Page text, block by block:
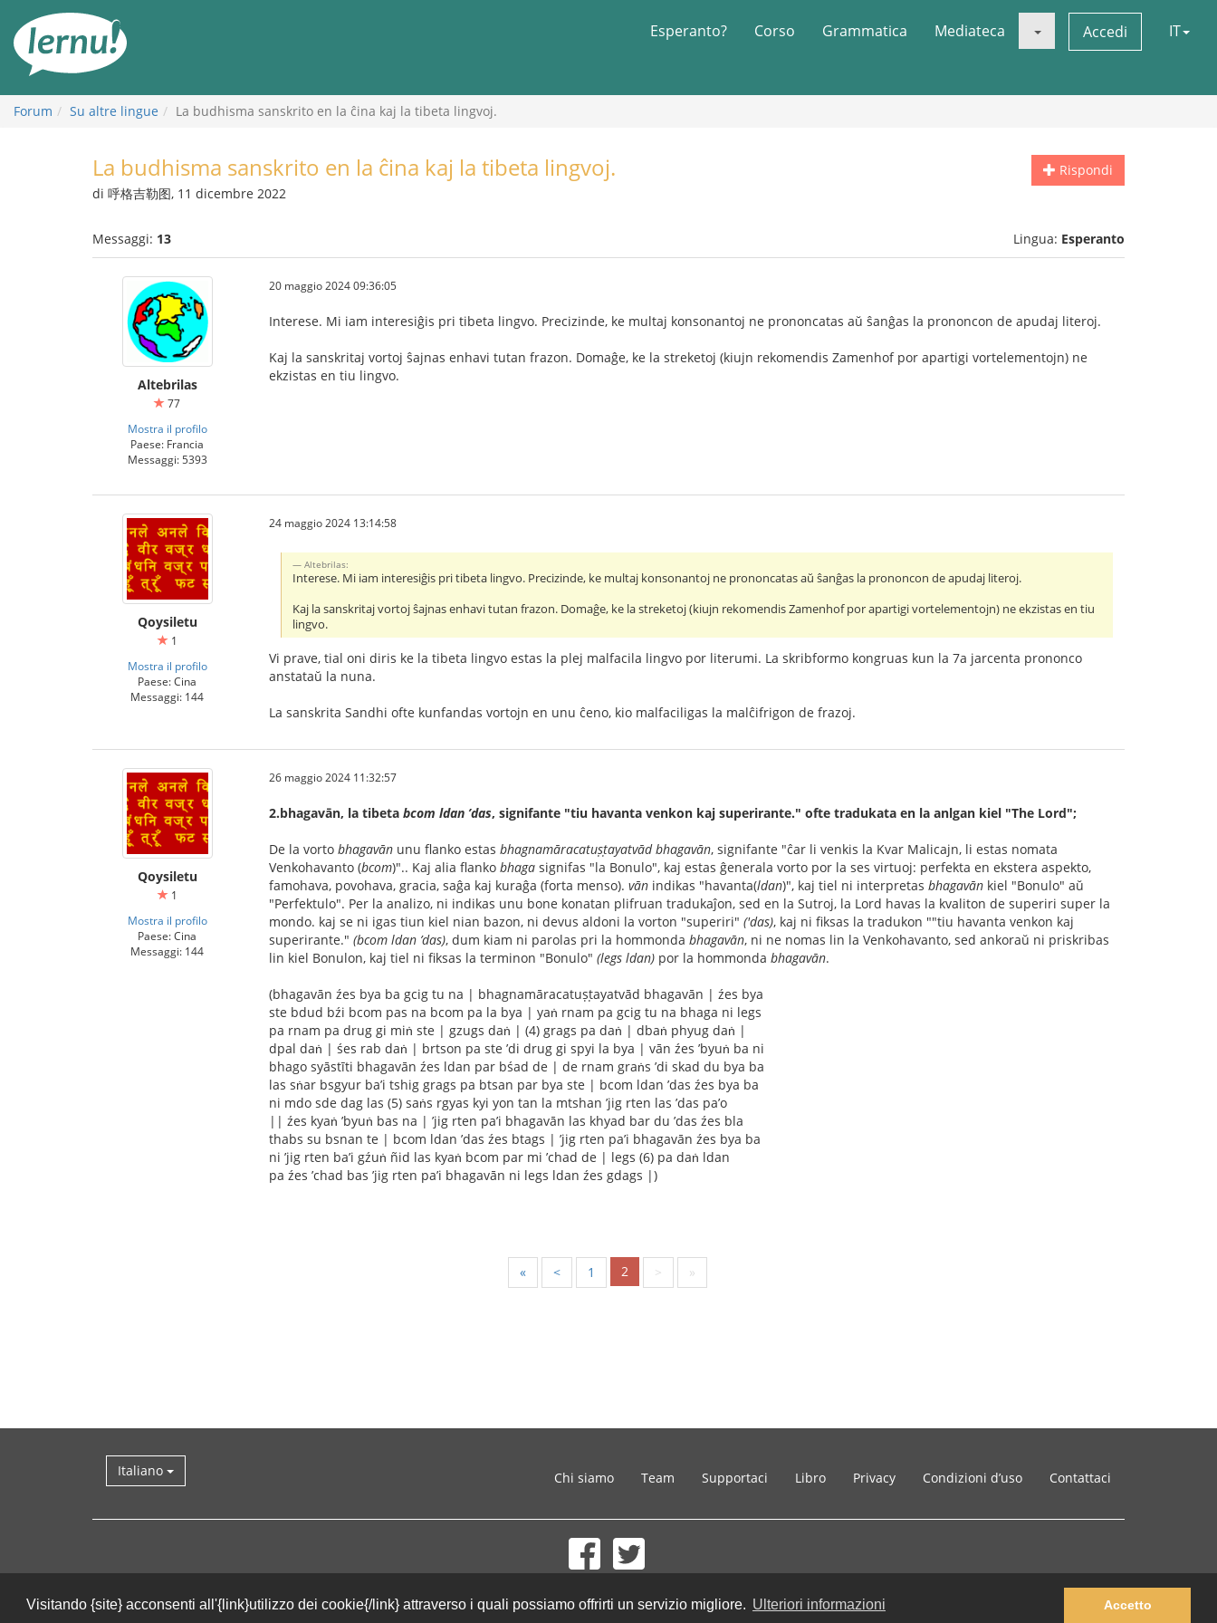
Visitando {site} acconsenti all'{link}utilizzo dei cookie{/link} attraverso i quali possiamo offrirti un servizio migliore. Ulteriori informazioni Accetto
all’indice
Esperanto? Corso Grammatica Mediateca Accedi IT
Forum Su altre lingue La budhisma sanskrito en la ĉina kaj la tibeta lingvoj.
Rispondi
La budhisma sanskrito en la ĉina kaj la tibeta lingvoj.
di 呼格吉勒图, 11 dicembre 2022
Messaggi: 13 Lingua: Esperanto
Altebrilas
77
Mostra il profilo
Paese: Francia
Messaggi: 5393
20 maggio 2024 09:36:05
Interese. Mi iam interesiĝis pri tibeta lingvo. Precizinde, ke multaj konsonantoj ne prononcatas aŭ ŝanĝas la prononcon de apudaj literoj.
Kaj la sanskritaj vortoj ŝajnas enhavi tutan frazon. Domaĝe, ke la streketoj (kiujn rekomendis Zamenhof por apartigi vortelementojn) ne
ekzistas en tiu lingvo.
Qoysiletu
1
Mostra il profilo
Paese: Cina
Messaggi: 144
24 maggio 2024 13:14:58
Altebrilas:
Interese. Mi iam interesiĝis pri tibeta lingvo. Precizinde, ke multaj konsonantoj ne prononcatas aŭ ŝanĝas la prononcon de apudaj literoj.
Kaj la sanskritaj vortoj ŝajnas enhavi tutan frazon. Domaĝe, ke la streketoj (kiujn rekomendis Zamenhof por apartigi vortelementojn) ne ekzistas en tiu
lingvo.
Vi prave, tial oni diris ke la tibeta lingvo estas la plej malfacila lingvo por literumi. La skribformo kongruas kun la 7a jarcenta prononco
anstataŭ la nuna.
La sanskrita Sandhi ofte kunfandas vortojn en unu ĉeno, kio malfaciligas la malĉifrigon de frazoj.
Qoysiletu
1
Mostra il profilo
Paese: Cina
Messaggi: 144
26 maggio 2024 11:32:57
2.bhagavān, la tibeta bcom ldan ’das, signifante "tiu havanta venkon kaj superirante." ofte tradukata en la anlgan kiel "The Lord";
De la vorto bhagavān unu flanko estas bhagnamāracatuṣṭayatvād bhagavān, signifante "ĉar li venkis la Kvar Malicajn, li estas nomata
Venkohavanto (bcom)".. Kaj alia flanko bhaga signifas "la Bonulo", kaj estas ĝenerala vorto por la ses virtuoj: perfekta en ekstera aspekto,
famohava, povohava, gracia, saĝa kaj kuraĝa (forta menso). vān indikas "havanta(ldan)", kaj tiel ni interpretas bhagavān kiel "Bonulo" aŭ
"Perfektulo". Per la analizo, ni indikas unu bone konatan plifruan tradukaĵon, sed en la Sutroj, la Lord havas la kvaliton de superiri super la
mondo. kaj se ni igas tiun kiel nian bazon, ni devus aldoni la vorton "superiri" ('das), kaj ni fiksas la tradukon ""tiu havanta venkon kaj
superirante." (bcom ldan ’das), dum kiam ni parolas pri la hommonda bhagavān, ni ne nomas lin la Venkohavanto, sed ankoraŭ ni priskribas
lin kiel Bonulon, kaj tiel ni fiksas la terminon "Bonulo" (legs ldan) por la hommonda bhagavān.
(bhagavān źes bya ba gcig tu na | bhagnamāracatuṣṭayatvād bhagavān | źes bya
ste bdud bźi bcom pas na bcom pa la bya | yaṅ rnam pa gcig tu na bhaga ni legs
pa rnam pa drug gi miṅ ste | gzugs daṅ | (4) grags pa daṅ | dbaṅ phyug daṅ |
dpal daṅ | śes rab daṅ | brtson pa ste ’di drug gi spyi la bya | vān źes ’byuṅ ba ni
bhago syāstīti bhagavān źes ldan par bśad de | de rnam graṅs ’di skad du bya ba
las sṅar bsgyur ba’i tshig grags pa btsan par bya ste | bcom ldan ’das źes bya ba
ni mdo sde dag las (5) saṅs rgyas kyi yon tan la mtshan ’jig rten las ’das pa’o
|| źes kyaṅ ’byuṅ bas na | ’jig rten pa’i bhagavān las khyad bar du ’das źes bla
thabs su bsnan te | bcom ldan ’das źes btags | ’jig rten pa’i bhagavān źes bya ba
ni ’jig rten ba’i gźuṅ ñid las kyaṅ bcom par mi ’chad de | legs (6) pa daṅ ldan
pa źes ’chad bas ’jig rten pa’i bhagavān ni legs ldan źes gdags |)
« < 1 2 > »
Italiano Chi siamo Team Supportaci Libro Privacy Condizioni d’uso Contattaci